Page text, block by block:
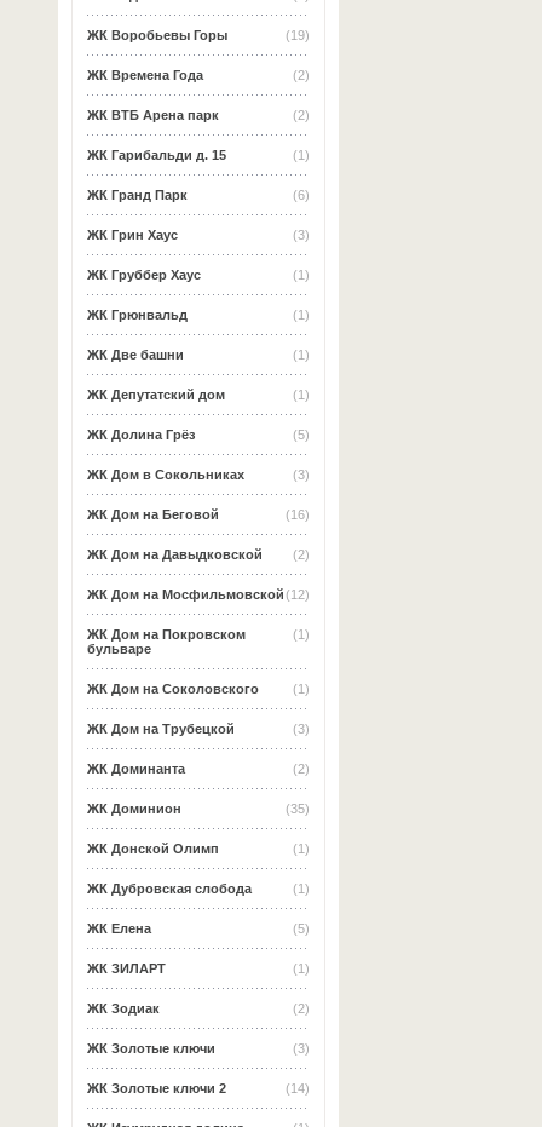
(19)
ЖК Воробьевы Горы
(2)
ЖК Времена Года
(2)
ЖК ВТБ Арена парк
(1)
ЖК Гарибальди д. 15
(6)
ЖК Гранд Парк
(3)
ЖК Грин Хаус
(1)
ЖК Груббер Хаус
(1)
ЖК Грюнвальд
(1)
ЖК Две башни
(1)
ЖК Депутатский дом
(5)
ЖК Долина Грёз
(3)
ЖК Дом в Сокольниках
(16)
ЖК Дом на Беговой
(2)
ЖК Дом на Давыдковской
(12)
ЖК Дом на Мосфильмовской
(1)
ЖК Дом на Покровском
бульваре
(1)
ЖК Дом на Соколовского
(3)
ЖК Дом на Трубецкой
(2)
ЖК Доминанта
(35)
ЖК Доминион
(1)
ЖК Донской Олимп
(1)
ЖК Дубровская слобода
(5)
ЖК Елена
(1)
ЖК ЗИЛАРТ
(2)
ЖК Зодиак
(3)
ЖК Золотые ключи
(14)
ЖК Золотые ключи 2